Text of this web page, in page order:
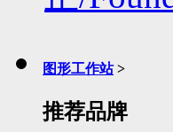
图形工作站 >
推荐品牌